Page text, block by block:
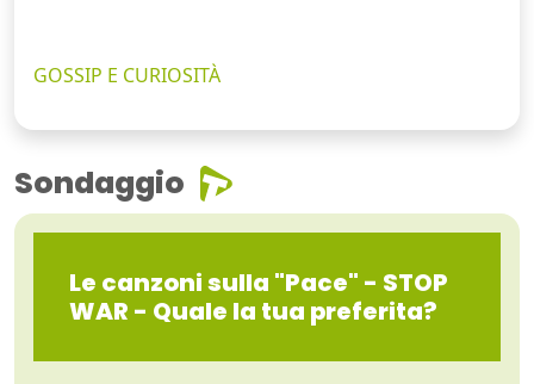
GOSSIP E CURIOSITÀ
Sondaggio
Le canzoni sulla "Pace" - STOP
WAR - Quale la tua preferita?